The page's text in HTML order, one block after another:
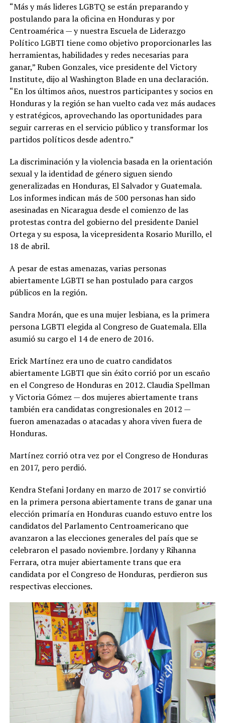
“Más y más lideres LGBTQ se están preparando y
postulando para la oficina en Honduras y por
Centroamérica — y nuestra Escuela de Liderazgo
Político LGBTI tiene como objetivo proporcionarles las
herramientas, habilidades y redes necesarias para
ganar,” Ruben Gonzales, vice presidente del Victory
Institute, dijo al Washington Blade en una declaración.
“En los últimos años, nuestros participantes y socios en
Honduras y la región se han vuelto cada vez más audaces
y estratégicos, aprovechando las oportunidades para
seguir carreras en el servicio público y transformar los
partidos políticos desde adentro.”
La discriminación y la violencia basada en la orientación
sexual y la identidad de género siguen siendo
generalizadas en Honduras, El Salvador y Guatemala.
Los informes indican más de 500 personas han sido
asesinadas en Nicaragua desde el comienzo de las
protestas contra del gobierno del presidente Daniel
Ortega y su esposa, la vicepresidenta Rosario Murillo, el
18 de abril.
A pesar de estas amenazas, varias personas
abiertamente LGBTI se han postulado para cargos
públicos en la región.
Sandra Morán, que es una mujer lesbiana, es la primera
persona LGBTI elegida al Congreso de Guatemala. Ella
asumió su cargo el 14 de enero de 2016.
Erick Martínez era uno de cuatro candidatos
abiertamente LGBTI que sin éxito corrió por un escaño
en el Congreso de Honduras en 2012. Claudia Spellman
y Victoria Gómez — dos mujeres abiertamente trans
también era candidatas congresionales en 2012 —
fueron amenazadas o atacadas y ahora viven fuera de
Honduras.
Martínez corrió otra vez por el Congreso de Honduras
en 2017, pero perdió.
Kendra Stefani Jordany en marzo de 2017 se convirtió
en la primera persona abiertamente trans de ganar una
elección primaría en Honduras cuando estuvo entre los
candidatos del Parlamento Centroamericano que
avanzaron a las elecciones generales del país que se
celebraron el pasado noviembre. Jordany y Rihanna
Ferrara, otra mujer abiertamente trans que era
candidata por el Congreso de Honduras, perdieron sus
respectivas elecciones.